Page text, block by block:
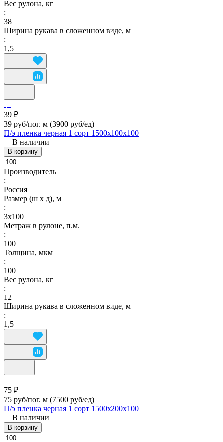
Вес рулона, кг
:
38
Ширина рукава в сложенном виде, м
:
1,5
39 ₽
39 руб/пог. м (3900 руб/eд)
П/э пленка черная 1 сорт 1500х100х100
В наличии
В корзину
Производитель
:
Россия
Размер (ш х д), м
:
3х100
Метраж в рулоне, п.м.
:
100
Толщина, мкм
:
100
Вес рулона, кг
:
12
Ширина рукава в сложенном виде, м
:
1,5
75 ₽
75 руб/пог. м (7500 руб/eд)
П/э пленка черная 1 сорт 1500х200х100
В наличии
В корзину